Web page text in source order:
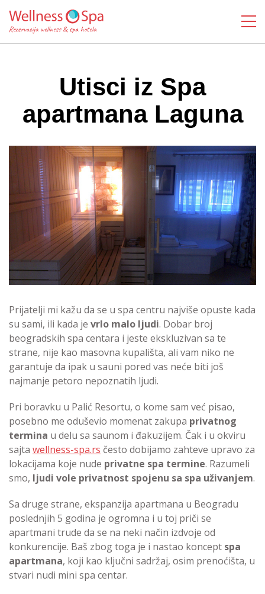
Utisci iz Spa
apartmana Laguna
Prijatelji mi kažu da se u spa centru najviše opuste kada
su sami, ili kada je vrlo malo ljudi. Dobar broj
beogradskih spa centara i jeste ekskluzivan sa te
strane, nije kao masovna kupališta, ali vam niko ne
garantuje da ipak u sauni pored vas neće biti još
najmanje petoro nepoznatih ljudi.
Pri boravku u Palić Resortu, o kome sam već pisao,
posebno me oduševio momenat zakupa privatnog
termina u delu sa saunom i đakuzijem. Čak i u okviru
sajta wellness-spa.rs često dobijamo zahteve upravo za
lokacijama koje nude privatne spa termine. Razumeli
smo, ljudi vole privatnost spojenu sa spa uživanjem.
Sa druge strane, ekspanzija apartmana u Beogradu
poslednjih 5 godina je ogromna i u toj priči se
apartmani trude da se na neki način izdvoje od
konkurencije. Baš zbog toga je i nastao koncept spa
apartmana, koji kao ključni sadržaj, osim prenoćišta, u
stvari nudi mini spa centar.